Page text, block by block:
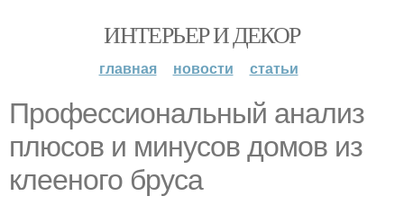
ИНТЕРЬЕР И ДЕКОР
главная новости статьи
Профессиональный анализ
плюсов и минусов домов из
клееного бруса